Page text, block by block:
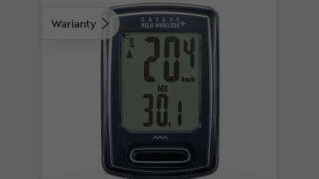
Warianty